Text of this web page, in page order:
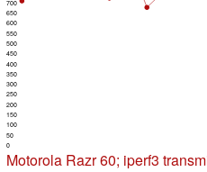
0
50
100
150
200
250
300
350
400
450
500
550
600
650
700
Motorola Razr 60; iperf3